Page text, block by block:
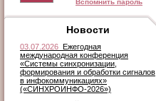
Вспомнить пароль
Новости
03.07.2026 Ежегодная
международная конференция
«Системы синхронизации,
формирования и обработки сигналов
в инфокоммуникациях»
(«СИНХРОИНФО-2026»)